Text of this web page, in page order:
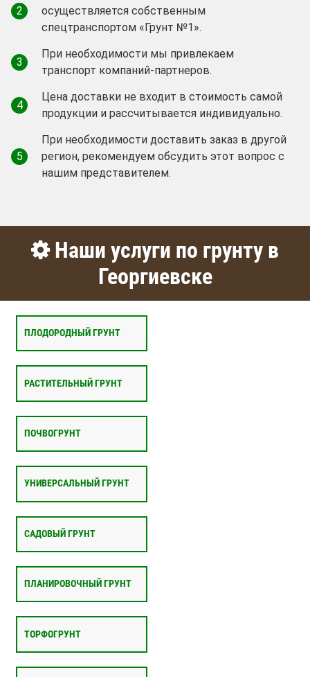
2
осуществляется собственным
спецтранспортом «Грунт №1».
3
При необходимости мы привлекаем
транспорт компаний-партнеров.
4
Цена доставки не входит в стоимость самой
продукции и рассчитывается индивидуально.
5
При необходимости доставить заказ в другой
регион, рекомендуем обсудить этот вопрос с
нашим представителем.
Наши услуги по грунту в
Георгиевске
ПЛОДОРОДНЫЙ ГРУНТ
РАСТИТЕЛЬНЫЙ ГРУНТ
ПОЧВОГРУНТ
УНИВЕРСАЛЬНЫЙ ГРУНТ
САДОВЫЙ ГРУНТ
ПЛАНИРОВОЧНЫЙ ГРУНТ
ТОРФОГРУНТ